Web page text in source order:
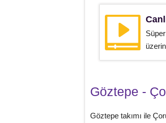
Göztepe -
Göztepe takımı ile